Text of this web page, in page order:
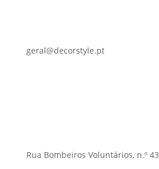
geral@decorstyle.pt
Rua Bombeiros Voluntários, n.º 43